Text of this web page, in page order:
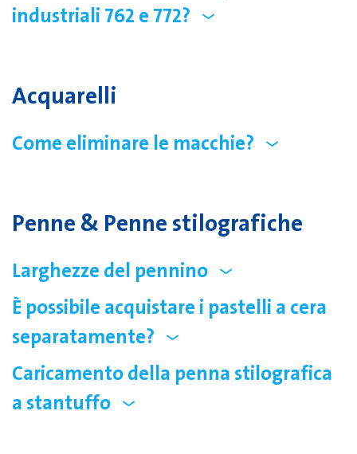
industriali 762 e 772?
Acquarelli
Come eliminare le macchie?
Penne & Penne stilografiche
Larghezze del pennino
È possibile acquistare i pastelli a cera
separatamente?
Caricamento della penna stilografica
a stantuffo